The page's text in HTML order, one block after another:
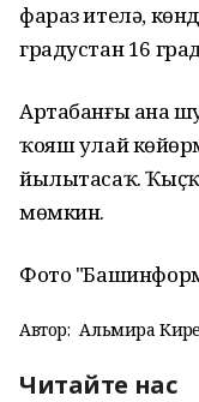
фараз ителә,
градустан 16
Артабанғы аҙна
ҡояш улай
йылытасаҡ.
мөмкин.
Фото
Автор: Альмира
Читайте нас